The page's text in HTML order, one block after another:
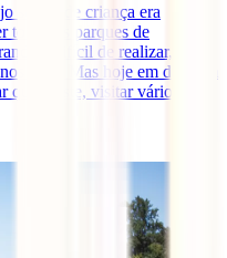
sonho de criança era
todos os parques de
e difícil de realizar,
90… Mas hoje em dia com
que existe, visitar vários